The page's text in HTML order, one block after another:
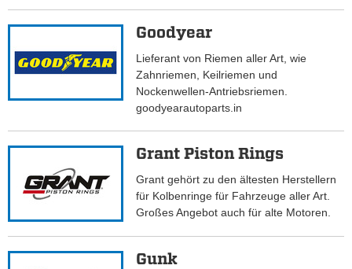
Goodyear
Lieferant von Riemen aller Art, wie
Zahnriemen, Keilriemen und
Nockenwellen-Antriebsriemen.
goodyearautoparts.in
Grant Piston Rings
Grant gehört zu den ältesten Herstellern
für Kolbenringe für Fahrzeuge aller Art.
Großes Angebot auch für alte Motoren.
Gunk